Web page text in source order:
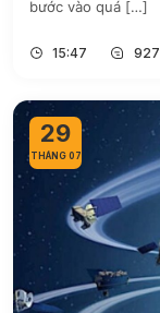
bước vào quá […]
15:47 927
29
THÁNG 07